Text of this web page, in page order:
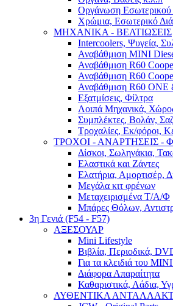
Οργάνωση
Χρώμια, Εσωτερικό
ΜΗΧΑΝΙΚΑ - ΒΕΛΤΙΩΣΕΙΣ
Intercoolers, Ψυγεία,
Αναβάθμιση MINI
Αναβάθμιση R60
Αναβάθμιση R60
Αναβάθμιση R60 ONE
Εξατμίσεις, Φίλτρα
Λοιπά Μηχανικά,
Συμπλέκτες, Βολάν,
Τροχαλίες, Εκ/φόροι,
ΤΡΟΧΟΙ - ΑΝΑΡΤΗΣΕΙΣ -
Δίσκοι, Σωληνάκια,
Ελαστικά και Ζάντες
Ελατήρια, Αμορτισέρ,
Μεγάλα κιτ φρένων
Μεταχειρισμένα Τ/Α/Φ
Μπάρες Θόλων,
3η Γενιά (F54 - F57)
ΑΞΕΣΟΥΑΡ
Mini Lifestyle
Βιβλία, Περιοδικά,
Για τα κλειδιά του
Διάφορα Απαραίτητα
Καθαριστικά, Λάδια,
ΑΥΘΕΝΤΙΚΑ